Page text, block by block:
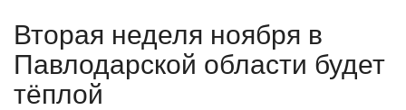
ПАВЛОДАРСКАЯ ОБЛАСТЬ
КАЗАХСТАН
Вторая неделя ноября в
Павлодарской области будет
тёплой